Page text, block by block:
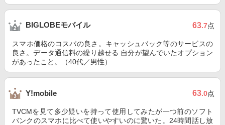
BIGLOBEモバイル 63.7点
スマホ価格のコスパの良さ。キャッシュバック等のサービスの
良さ。データ通信料の繰り越せる 自分が望んでいたオプション
があったこと。（40代／男性）
Y!mobile 63.0点
TVCMを見て多少疑いを持って使用してみたが一つ前のソフト
バンクのスマホに比べて使いやすいのに驚いた。24時間話し放